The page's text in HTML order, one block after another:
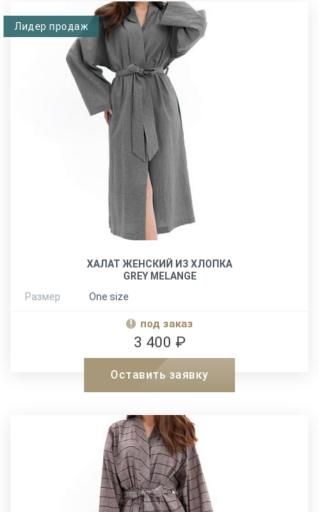
Лидер продаж
ХАЛАТ ЖЕНСКИЙ ИЗ ХЛОПКА
GREY MELANGE
Размер
One size
под заказ
3 400 ₽
Оставить заявку